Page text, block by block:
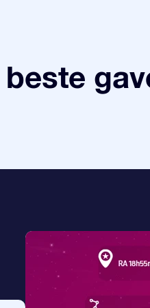
beste